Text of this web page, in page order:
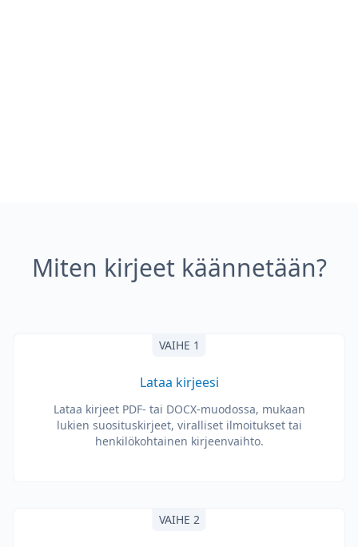
Miten kirjeet käännetään?
VAIHE 1
Lataa kirjeesi
Lataa kirjeet PDF- tai DOCX-muodossa, mukaan
lukien suosituskirjeet, viralliset ilmoitukset tai
henkilökohtainen kirjeenvaihto.
VAIHE 2